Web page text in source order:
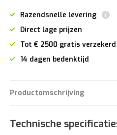
Razendsnelle levering
Direct lage prijzen
Tot € 2500 gratis verzekerd
14 dagen bedenktijd
Productomschrijving
Technische